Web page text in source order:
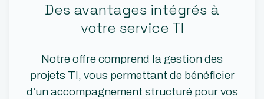
Des avantages intégrés à
votre service TI
Notre offre comprend la gestion des
projets TI, vous permettant de bénéficier
d’un accompagnement structuré pour vos